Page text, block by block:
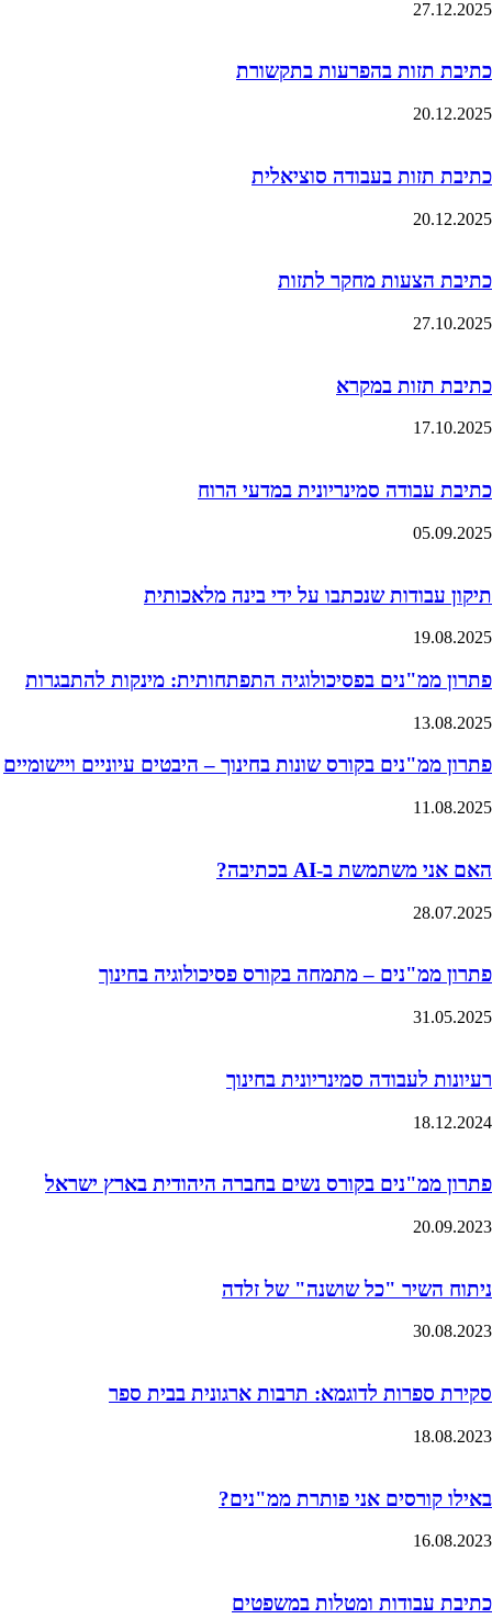
27.12.2025
כתיבת תזות בהפרעות בתקשורת
20.12.2025
כתיבת תזות בעבודה סוציאלית
20.12.2025
כתיבת הצעות מחקר לתזות
27.10.2025
כתיבת תזות במקרא
17.10.2025
כתיבת עבודה סמינריונית במדעי הרוח
05.09.2025
תיקון עבודות שנכתבו על ידי בינה מלאכותית
19.08.2025
פתרון ממ"נים בפסיכולוגיה התפתחותית: מינקות להתבגרות
13.08.2025
פתרון ממ"נים בקורס שונות בחינוך – היבטים עיוניים ויישומיים
11.08.2025
האם אני משתמשת ב-AI בכתיבה?
28.07.2025
פתרון ממ"נים – מתמחה בקורס פסיכולוגיה בחינוך
31.05.2025
רעיונות לעבודה סמינריונית בחינוך
18.12.2024
פתרון ממ"נים בקורס נשים בחברה היהודית בארץ ישראל
20.09.2023
ניתוח השיר "כל שושנה" של זלדה
30.08.2023
סקירת ספרות לדוגמא: תרבות ארגונית בבית ספר
18.08.2023
באילו קורסים אני פותרת ממ"נים?
16.08.2023
כתיבת עבודות ומטלות במשפטים